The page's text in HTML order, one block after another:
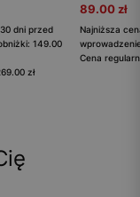
dni przed
149.00
zł
89.00 zł
Najniższa
Cena